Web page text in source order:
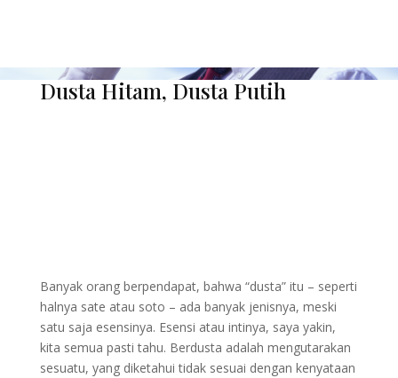
Dusta Hitam, Dusta Putih
Banyak orang berpendapat, bahwa “dusta” itu – seperti
halnya sate atau soto – ada banyak jenisnya, meski
satu saja esensinya. Esensi atau intinya, saya yakin,
kita semua pasti tahu. Berdusta adalah mengutarakan
sesuatu, yang diketahui tidak sesuai dengan kenyataan